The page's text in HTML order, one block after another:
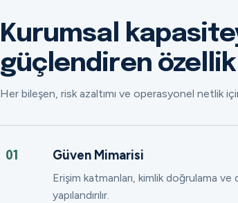
Kurumsal
güçlendiren
Her bileşen, risk azaltımı ve operasyonel netlik
01 Güven Mimarisi
Erişim katmanları, kimlik doğrulama
yapılandırılır.